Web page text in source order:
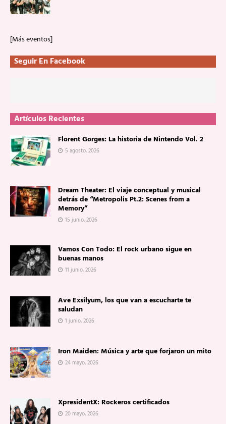
[Más eventos]
Seguir En Facebook
Artículos Recientes
Florent Gorges: La historia de Nintendo Vol. 2
5 agosto, 2026
Dream Theater: El viaje conceptual y musical
detrás de “Metropolis Pt.2: Scenes from a
Memory”
15 junio, 2026
Vamos Con Todo: El rock urbano sigue en
buenas manos
11 junio, 2026
Ave Exsilyum, los que van a escucharte te
saludan
1 junio, 2026
Iron Maiden: Música y arte que forjaron un mito
24 mayo, 2026
XpresidentX: Rockeros certificados
20 mayo, 2026